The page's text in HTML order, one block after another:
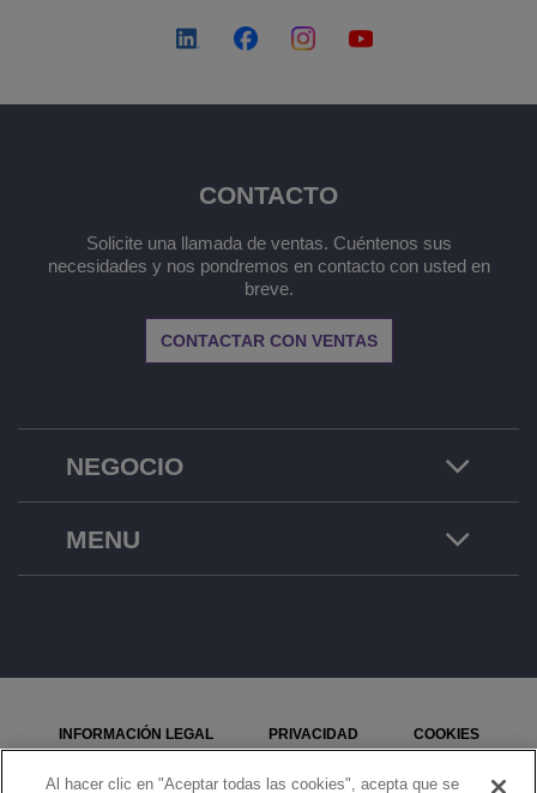
NEGOCIO
CONTACTO
Solicite una llamada de ventas. Cuéntenos sus
necesidades y nos pondremos en contacto con usted en
breve.
CONTACTAR CON VENTAS
MENU
INFORMACIÓN LEGAL PRIVACIDAD COOKIES
MAPA DEL SITIO SEÑALE UN PROBLEMA
Al hacer clic en "Aceptar todas las cookies", acepta que se